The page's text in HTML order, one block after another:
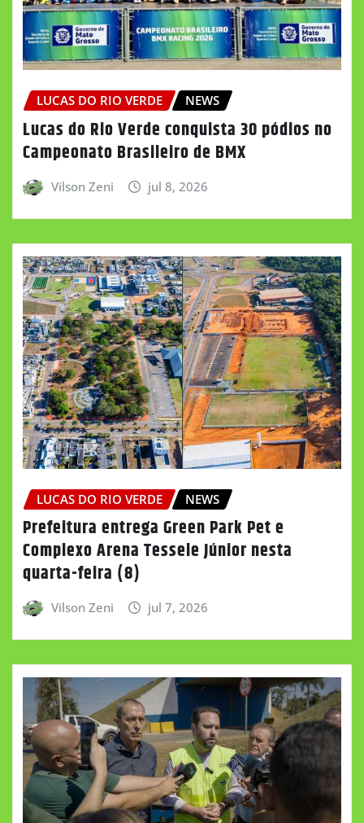
LUCAS DO RIO VERDE NEWS
Lucas do Rio Verde conquista 30 pódios no
Campeonato Brasileiro de BMX
Vilson Zeni jul 8, 2026
LUCAS DO RIO VERDE NEWS
Prefeitura entrega Green Park Pet e
Complexo Arena Tessele Júnior nesta
quarta-feira (8)
Vilson Zeni jul 7, 2026